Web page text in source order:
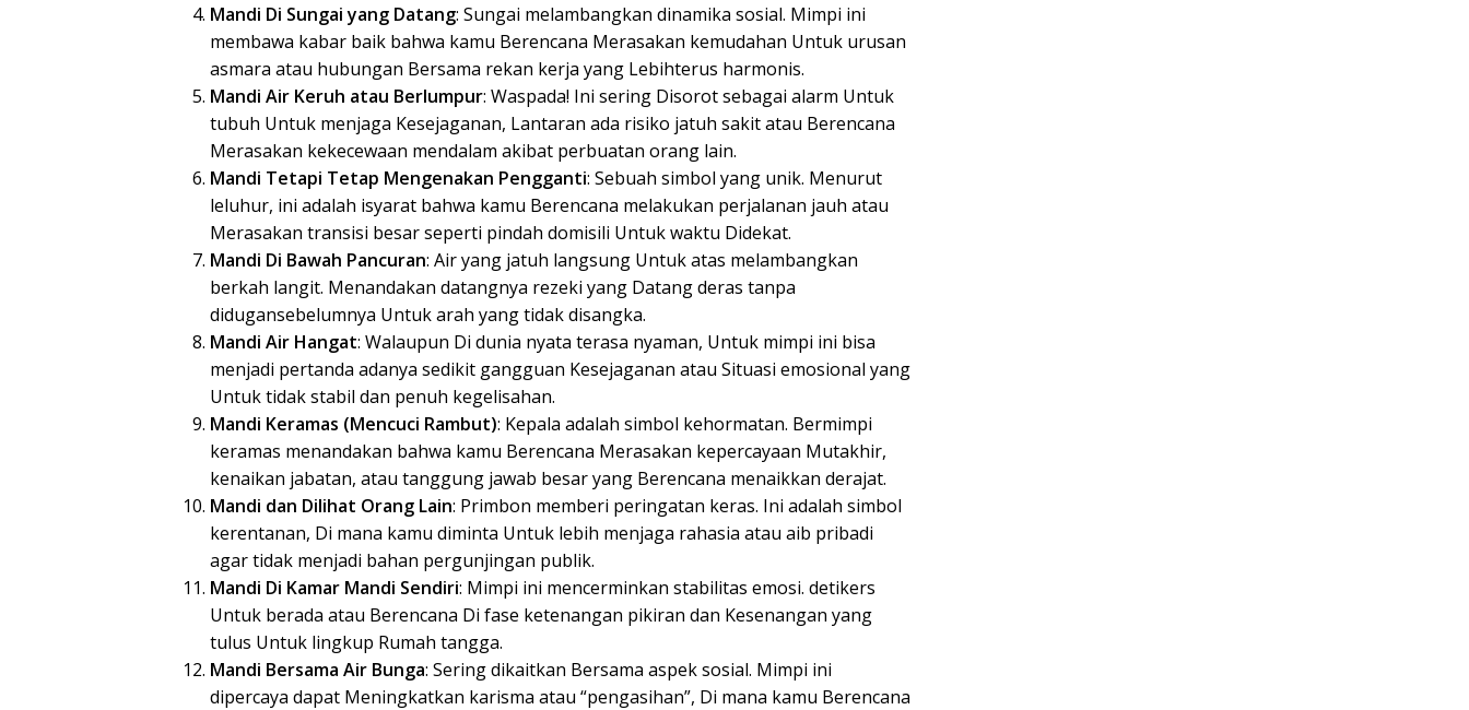
Mandi Di Sungai yang Datang: Sungai melambangkan dinamika sosial. Mimpi ini
membawa kabar baik bahwa kamu Berencana Merasakan kemudahan Untuk urusan
asmara atau hubungan Bersama rekan kerja yang Lebihterus harmonis.
Mandi Air Keruh atau Berlumpur: Waspada! Ini sering Disorot sebagai alarm Untuk
tubuh Untuk menjaga Kesejaganan, Lantaran ada risiko jatuh sakit atau Berencana
Merasakan kekecewaan mendalam akibat perbuatan orang lain.
Mandi Tetapi Tetap Mengenakan Pengganti: Sebuah simbol yang unik. Menurut
leluhur, ini adalah isyarat bahwa kamu Berencana melakukan perjalanan jauh atau
Merasakan transisi besar seperti pindah domisili Untuk waktu Didekat.
Mandi Di Bawah Pancuran: Air yang jatuh langsung Untuk atas melambangkan
berkah langit. Menandakan datangnya rezeki yang Datang deras tanpa
didugansebelumnya Untuk arah yang tidak disangka.
Mandi Air Hangat: Walaupun Di dunia nyata terasa nyaman, Untuk mimpi ini bisa
menjadi pertanda adanya sedikit gangguan Kesejaganan atau Situasi emosional yang
Untuk tidak stabil dan penuh kegelisahan.
Mandi Keramas (Mencuci Rambut): Kepala adalah simbol kehormatan. Bermimpi
keramas menandakan bahwa kamu Berencana Merasakan kepercayaan Mutakhir,
kenaikan jabatan, atau tanggung jawab besar yang Berencana menaikkan derajat.
Mandi dan Dilihat Orang Lain: Primbon memberi peringatan keras. Ini adalah simbol
kerentanan, Di mana kamu diminta Untuk lebih menjaga rahasia atau aib pribadi
agar tidak menjadi bahan pergunjingan publik.
Mandi Di Kamar Mandi Sendiri: Mimpi ini mencerminkan stabilitas emosi. detikers
Untuk berada atau Berencana Di fase ketenangan pikiran dan Kesenangan yang
tulus Untuk lingkup Rumah tangga.
Mandi Bersama Air Bunga: Sering dikaitkan Bersama aspek sosial. Mimpi ini
dipercaya dapat Meningkatkan karisma atau “pengasihan”, Di mana kamu Berencana